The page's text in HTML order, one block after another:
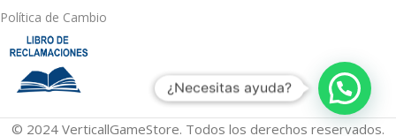
Política de Cambio
© 2024 VerticallGameStore. Todos los derechos reservados.
¿Necesitas ayuda?